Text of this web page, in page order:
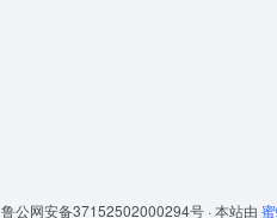
鲁公网安备37152502000294号 ·本站由